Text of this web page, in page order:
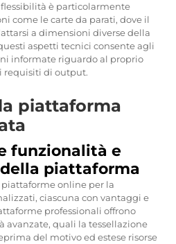
è particolarmente
come le carte da parati, dove il
a dimensioni diverse della
aspetti tecnici consente agli
informate riguardo al proprio
requisiti di output.
piattaforma
funzionalità e
piattaforma
online per la
ciascuna con vantaggi e
professionali offrono
quali la tessellazione
del motivo ed estese risorse